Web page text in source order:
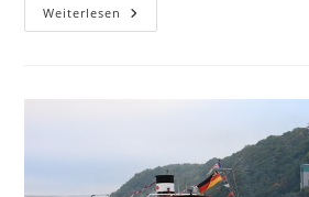
Weiterlesen Als
Reiseblogger